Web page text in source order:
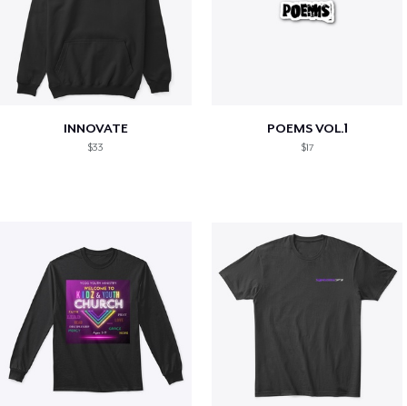
INNOVATE
$33
POEMS VOL.1
$17